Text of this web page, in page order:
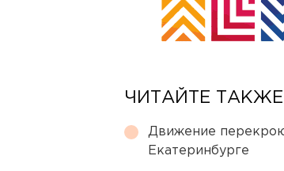
ЧИТАЙТЕ
Движение
Екатеринбурге